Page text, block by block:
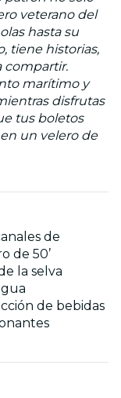
veterano del
hasta su
tiene historias,
compartir.
marítimo y
disfrutas
tus boletos
un velero de
de
de 50’
la selva
de bebidas